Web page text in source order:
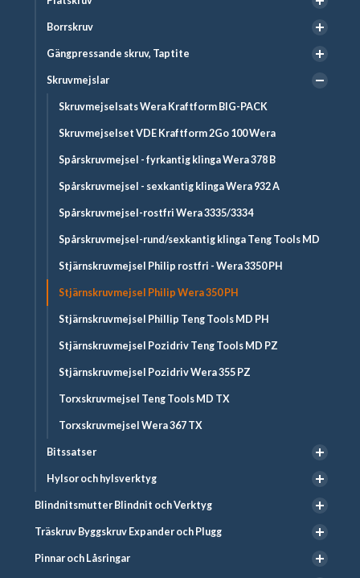
Borrskruv
Gängpressande skruv, Taptite
Skruvmejslar
Skruvmejselsats Wera Kraftform BIG-PACK
Skruvmejselset VDE Kraftform 2Go 100 Wera
Spårskruvmejsel - fyrkantig klinga Wera 378 B
Spårskruvmejsel - sexkantig klinga Wera 932 A
Spårskruvmejsel-rostfri Wera 3335/3334
Spårskruvmejsel-rund/sexkantig klinga Teng Tools MD
Stjärnskruvmejsel Philip rostfri - Wera 3350 PH
Stjärnskruvmejsel Philip Wera 350 PH
Stjärnskruvmejsel Phillip Teng Tools MD PH
Stjärnskruvmejsel Pozidriv Teng Tools MD PZ
Stjärnskruvmejsel Pozidriv Wera 355 PZ
Torxskruvmejsel Teng Tools MD TX
Torxskruvmejsel Wera 367 TX
Bitssatser
Hylsor och hylsverktyg
Blindnitsmutter Blindnit och Verktyg
Träskruv Byggskruv Expander och Plugg
Pinnar och Låsringar